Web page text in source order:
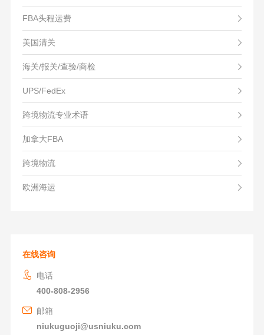
FBA头程运费
美国清关
海关/报关/查验/商检
UPS/FedEx
跨境物流专业术语
加拿大FBA
跨境物流
欧洲海运
在线咨询
电话
400-808-2956
邮箱
niukuguoji@usniuku.com